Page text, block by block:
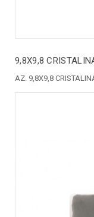
9,8X9,8
AZ. 9,8X9,8